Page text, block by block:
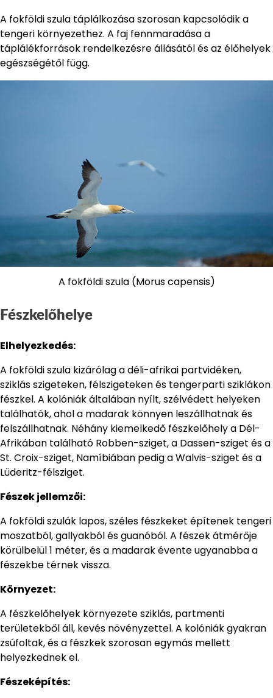
A fokföldi szula táplálkozása szorosan kapcsolódik a
tengeri környezethez. A faj fennmaradása a
táplálékforrások rendelkezésre állásától és az élőhelyek
egészségétől függ.
A fokföldi szula (Morus capensis)
Fészkelőhelye
Elhelyezkedés:
A fokföldi szula kizárólag a déli-afrikai partvidéken,
sziklás szigeteken, félszigeteken és tengerparti sziklákon
fészkel. A kolóniák általában nyílt, szélvédett helyeken
találhatók, ahol a madarak könnyen leszállhatnak és
felszállhatnak. Néhány kiemelkedő fészkelőhely a Dél-
Afrikában található Robben-sziget, a Dassen-sziget és a
St. Croix-sziget, Namíbiában pedig a Walvis-sziget és a
Lüderitz-félsziget.
Fészek jellemzői:
A fokföldi szulák lapos, széles fészkeket építenek tengeri
moszatból, gallyakból és guanóból. A fészek átmérője
körülbelül 1 méter, és a madarak évente ugyanabba a
fészekbe térnek vissza.
Környezet:
A fészkelőhelyek környezete sziklás, partmenti
területekből áll, kevés növényzettel. A kolóniák gyakran
zsúfoltak, és a fészkek szorosan egymás mellett
helyezkednek el.
Fészeképítés: